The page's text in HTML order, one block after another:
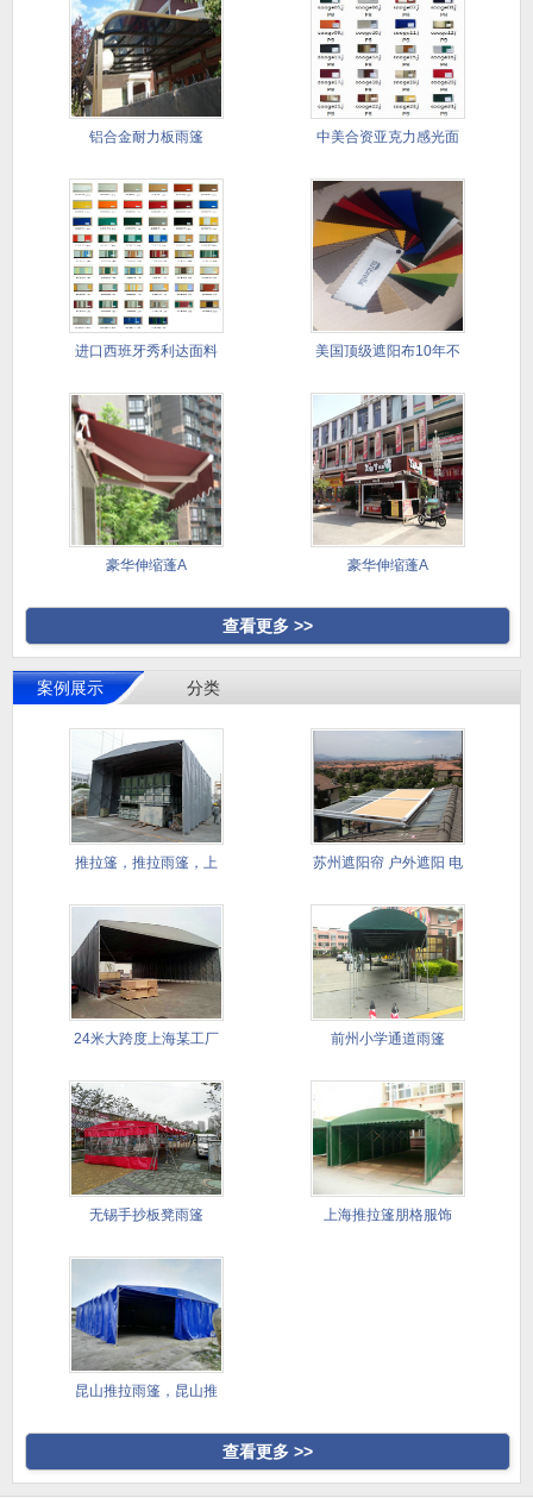
铝合金耐力板雨篷 中美合资亚克力感光面
进口西班牙秀利达面料 美国顶级遮阳布10年不
豪华伸缩蓬A 豪华伸缩蓬A
查看更多 >>
案例展示 分类
推拉篷，推拉雨篷，上 苏州遮阳帘 户外遮阳 电
24米大跨度上海某工厂 前州小学通道雨篷
无锡手抄板凳雨篷 上海推拉篷朋格服饰
昆山推拉雨篷，昆山推
查看更多 >>